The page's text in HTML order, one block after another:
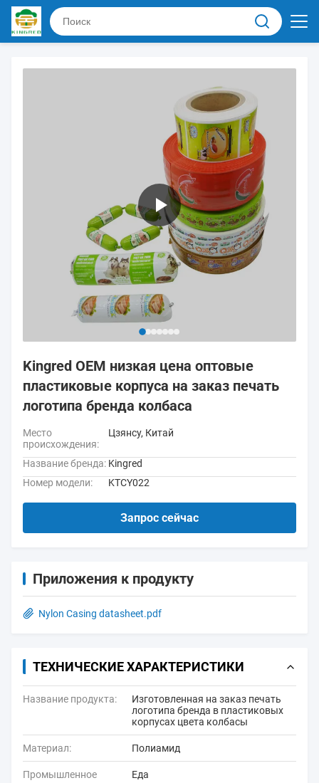
Kingred OEM низкая цена оптовые
пластиковые корпуса на заказ печать
логотипа бренда колбаса
Место
происхождения:
Цзянсу, Китай
Название бренда: Kingred
Номер модели:
KTCY022
Запрос сейчас
Приложения к продукту
Nylon Casing datasheet.pdf
ТЕХНИЧЕСКИЕ ХАРАКТЕРИСТИКИ
Название продукта:
Изготовленная на заказ печать
логотипа бренда в пластиковых
корпусах цвета колбасы
Материал: Полиамид
Промышленное
Еда